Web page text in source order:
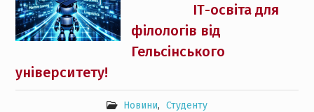
ІТ-освіта для
філологів від
Гельсінського
університету!
Новини, Студенту